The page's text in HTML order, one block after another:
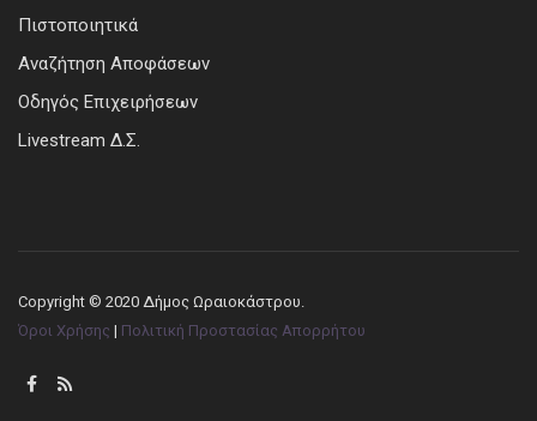
Πιστοποιητικά
Αναζήτηση Αποφάσεων
Οδηγός Επιχειρήσεων
Livestream Δ.Σ.
Copyright © 2020 Δήμος Ωραιοκάστρου.
Όροι Χρήσης | Πολιτική Προστασίας Απορρήτου